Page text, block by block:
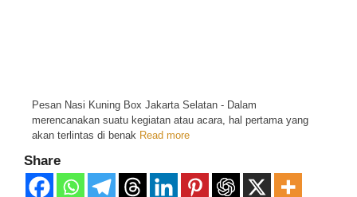
Pesan Nasi Kuning Box Jakarta Selatan - Dalam
merencanakan suatu kegiatan atau acara, hal pertama yang
akan terlintas di benak Read more
Share